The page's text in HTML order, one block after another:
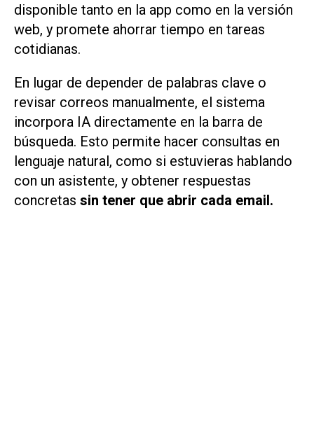
disponible tanto en la app como en la versión
web, y promete ahorrar tiempo en tareas
cotidianas.
En lugar de depender de palabras clave o
revisar correos manualmente, el sistema
incorpora IA directamente en la barra de
búsqueda. Esto permite hacer consultas en
lenguaje natural, como si estuvieras hablando
con un asistente, y obtener respuestas
concretas sin tener que abrir cada email.